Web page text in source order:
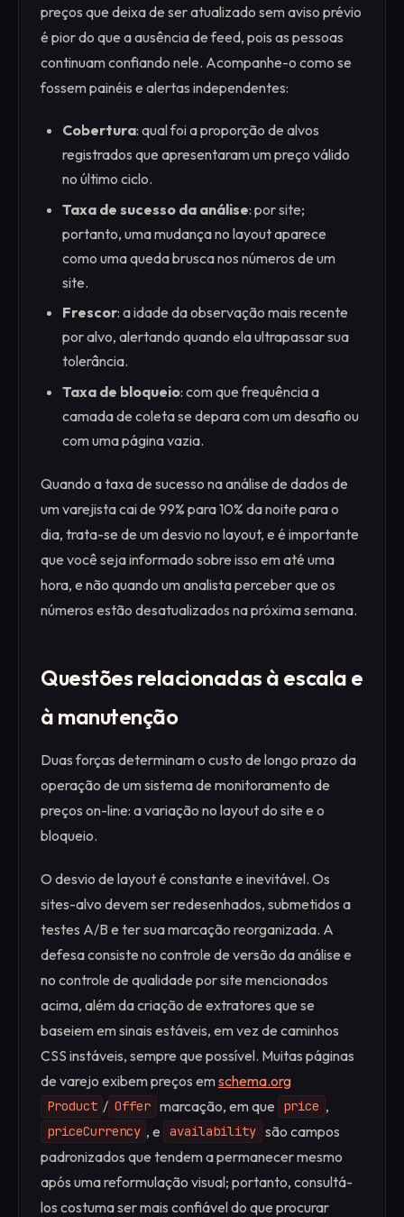
preços que deixa de ser atualizado sem aviso prévio
é pior do que a ausência de feed, pois as pessoas
continuam confiando nele. Acompanhe-o como se
fossem painéis e alertas independentes:
Cobertura: qual foi a proporção de alvos
registrados que apresentaram um preço válido
no último ciclo.
Taxa de sucesso da análise: por site;
portanto, uma mudança no layout aparece
como uma queda brusca nos números de um
site.
Frescor: a idade da observação mais recente
por alvo, alertando quando ela ultrapassar sua
tolerância.
Taxa de bloqueio: com que frequência a
camada de coleta se depara com um desafio ou
com uma página vazia.
Quando a taxa de sucesso na análise de dados de
um varejista cai de 99% para 10% da noite para o
dia, trata-se de um desvio no layout, e é importante
que você seja informado sobre isso em até uma
hora, e não quando um analista perceber que os
números estão desatualizados na próxima semana.
Questões relacionadas à escala e
à manutenção
Duas forças determinam o custo de longo prazo da
operação de um sistema de monitoramento de
preços on-line: a variação no layout do site e o
bloqueio.
O desvio de layout é constante e inevitável. Os
sites-alvo devem ser redesenhados, submetidos a
testes A/B e ter sua marcação reorganizada. A
defesa consiste no controle de versão da análise e
no controle de qualidade por site mencionados
acima, além da criação de extratores que se
baseiem em sinais estáveis, em vez de caminhos
CSS instáveis, sempre que possível. Muitas páginas
de varejo exibem preços emschema.org
Product / Offer marcação, em que price ,
priceCurrency , e availability são campos
padronizados que tendem a permanecer mesmo
após uma reformulação visual; portanto, consultá-
los costuma ser mais confiável do que procurar